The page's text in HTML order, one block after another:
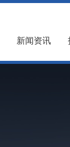
新闻资讯